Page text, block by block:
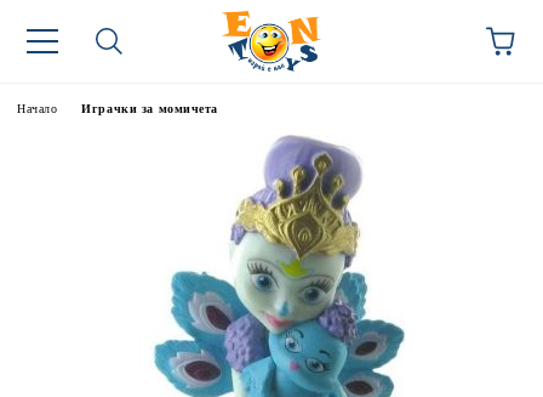
Начало Играчки за момичета